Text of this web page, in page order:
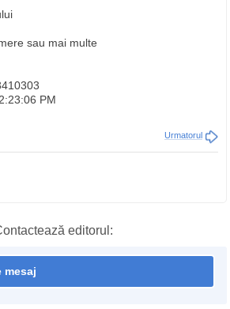
sau mai multe
PM
Urmatorul
editorul:
mesaj